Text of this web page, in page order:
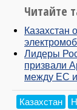
Читайте
Казахстан
Лидеры
призвали
между ЕС
Казахстан